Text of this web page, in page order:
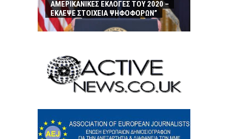
ΑΜΕΡΙΚΑΝΙΚΕΣ ΕΚΛΟΓΕΣ ΤΟΥ 2020 –
ΕΚΛΕΨΕ ΣΤΟΙΧΕΙΑ ΨΗΦΟΦΟΡΩΝ”